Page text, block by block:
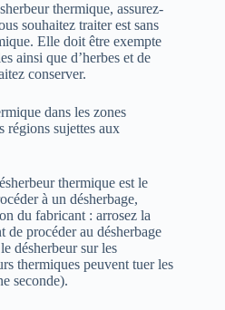
thermique, assurez-
souhaitez traiter est sans
Elle doit être exempte
ainsi que d’herbes et de
conserver.
dans les zones
régions sujettes aux
thermique est le
à un désherbage,
du fabricant : arrosez la
de procéder au désherbage
désherbeur sur les
thermiques peuvent tuer les
seconde).